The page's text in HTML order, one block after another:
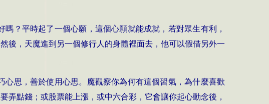
？平時起了一個心願，這個心願就能成就，若對眾生有利，
後，天魔進到另一個修行人的身體裡面去，他可以假借另外一
思，善於使用心思。魔觀察你為何有這個習氣，為什麼喜歡
點錢；或股票能上漲，或中六合彩，它會讓你起心動念後，